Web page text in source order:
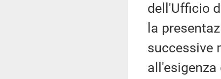
dell'Ufficio
la
successive